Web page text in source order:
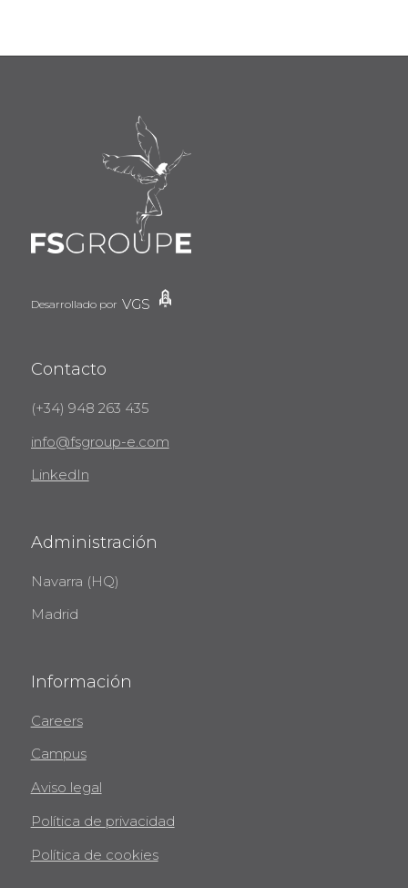
Desarrollado por VGS
Contacto
(+34) 948 263 435
info@fsgroup-e.com
LinkedIn
Administración
Navarra (HQ)
Madrid
Información
Careers
Campus
Aviso legal
Política de privacidad
Política de cookies